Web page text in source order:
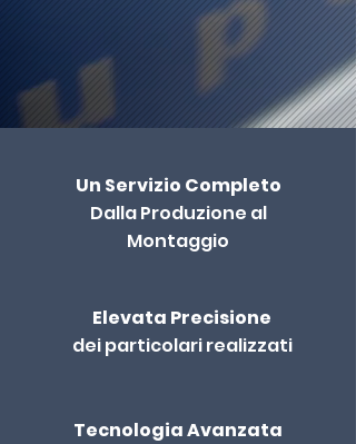
Un Servizio Completo
Dalla Produzione al
Montaggio
Elevata Precisione
dei particolari realizzati
Tecnologia Avanzata